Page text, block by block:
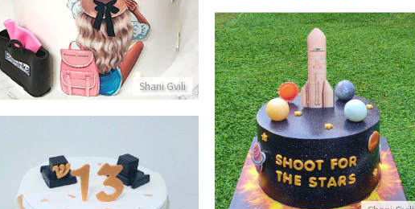
Shani Gvili
עוגת יום הולדת בעיצוב חלל
פרטים נוספים
עוגה לבר מצווה